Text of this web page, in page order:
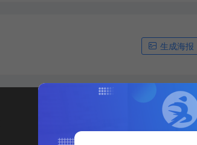
生成海报
下一篇：
手游 武器素